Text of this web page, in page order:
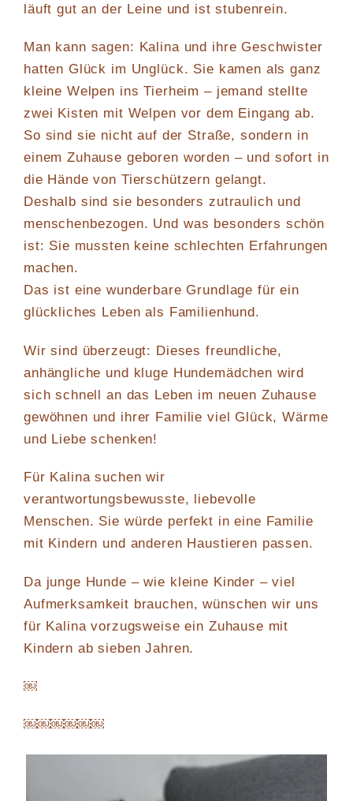
läuft gut an der Leine und ist stubenrein.
Man kann sagen: Kalina und ihre Geschwister
hatten Glück im Unglück. Sie kamen als ganz
kleine Welpen ins Tierheim – jemand stellte
zwei Kisten mit Welpen vor dem Eingang ab.
So sind sie nicht auf der Straße, sondern in
einem Zuhause geboren worden – und sofort in
die Hände von Tierschützern gelangt.
Deshalb sind sie besonders zutraulich und
menschenbezogen. Und was besonders schön
ist: Sie mussten keine schlechten Erfahrungen
machen.
Das ist eine wunderbare Grundlage für ein
glückliches Leben als Familienhund.
Wir sind überzeugt: Dieses freundliche,
anhängliche und kluge Hundemädchen wird
sich schnell an das Leben im neuen Zuhause
gewöhnen und ihrer Familie viel Glück, Wärme
und Liebe schenken!
Für Kalina suchen wir
verantwortungsbewusste, liebevolle
Menschen. Sie würde perfekt in eine Familie
mit Kindern und anderen Haustieren passen.
Da junge Hunde – wie kleine Kinder – viel
Aufmerksamkeit brauchen, wünschen wir uns
für Kalina vorzugsweise ein Zuhause mit
Kindern ab sieben Jahren.
￼
￼￼￼￼￼￼